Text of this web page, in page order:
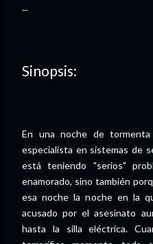
...
Sinopsis:
En una noche de
especialista en sistemas de
está teniendo "serios"
enamorado, sino también
esa noche la noche en la
acusado por el asesinato
hasta la silla eléctrica.